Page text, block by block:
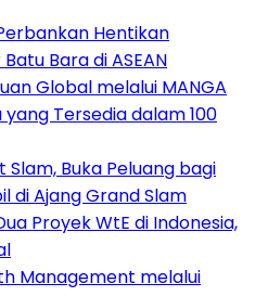
Hentikan
Bara di ASEAN
Global melalui MANGA
yang Tersedia dalam 100
Slam, Buka Peluang bagi
di Ajang Grand Slam
Proyek WtE di Indonesia,
Management melalui